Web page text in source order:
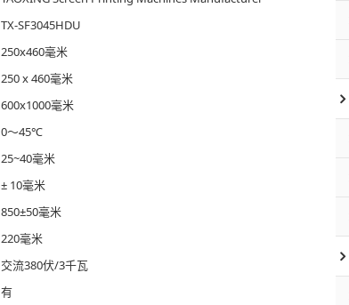
TX-SF3045HDU
250x460毫米
250 x 460毫米
600x1000毫米
0～45℃
25~40毫米
± 10毫米
850±50毫米
220毫米
交流380伏/3千瓦
有